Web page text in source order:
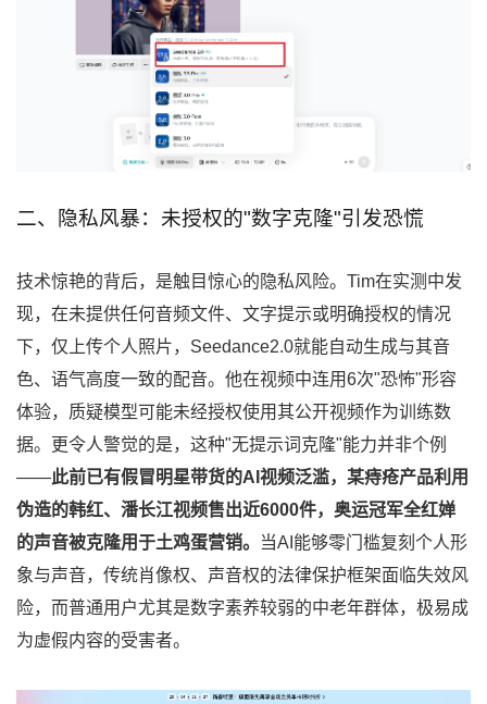
二、隐私风暴：未授权的"数字克隆"引发恐慌
技术惊艳的背后，是触目惊心的隐私风险。Tim在实测中发
现，在未提供任何音频文件、文字提示或明确授权的情况
下，仅上传个人照片，Seedance2.0就能自动生成与其音
色、语气高度一致的配音。他在视频中连用6次"恐怖"形容
体验，质疑模型可能未经授权使用其公开视频作为训练数
据。更令人警觉的是，这种"无提示词克隆"能力并非个例
——此前已有假冒明星带货的AI视频泛滥，某痔疮产品利用
伪造的韩红、潘长江视频售出近6000件，奥运冠军全红婵
的声音被克隆用于土鸡蛋营销。
当AI能够零门槛复刻个人形
象与声音，传统肖像权、声音权的法律保护框架面临失效风
险，而普通用户尤其是数字素养较弱的中老年群体，极易成
为虚假内容的受害者。